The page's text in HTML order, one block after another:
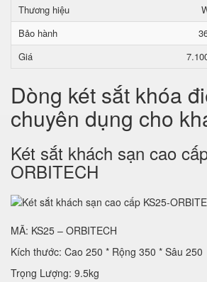
Thương hiệu
Bảo hành
Giá
Dòng két sắt khóa
chuyên dụng cho
Két sắt khách sạn cao
ORBITECH
MÃ: KS25 – ORBITECH
Kích thước: Cao 250 * Rộng 350 * Sâu 250
Trọng Lượng: 9.5kg